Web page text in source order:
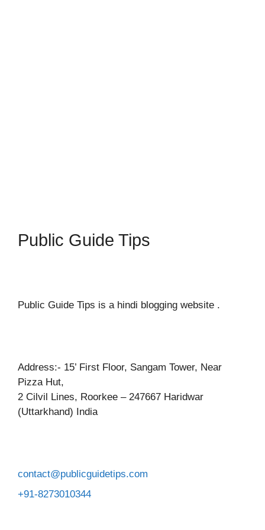
Public Guide Tips
Public Guide Tips is a hindi blogging website .
Address:- 15’ First Floor, Sangam Tower, Near
Pizza Hut,
2 Cilvil Lines, Roorkee – 247667 Haridwar
(Uttarkhand) India
contact@publicguidetips.com
+91-8273010344